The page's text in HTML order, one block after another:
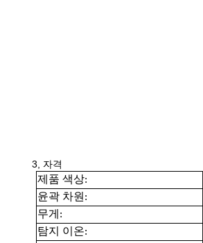
3, 자격
제품 색상:
윤곽 차원:
무게:
탐지 이온: